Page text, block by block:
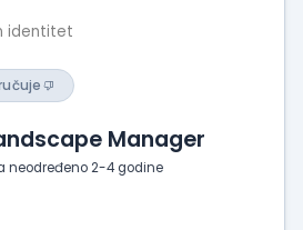
identitet
Manager
neodređeno 2-4 godine